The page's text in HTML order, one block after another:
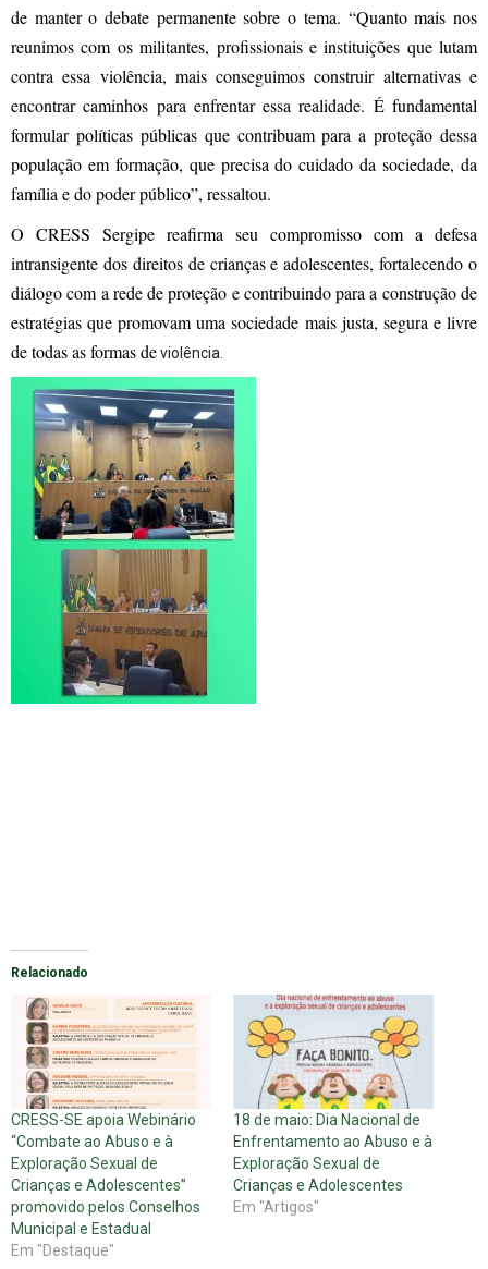
de manter o debate permanente sobre o tema. “Quanto mais nos
reunimos com os militantes, profissionais e instituições que lutam
contra essa violência, mais conseguimos construir alternativas e
encontrar caminhos para enfrentar essa realidade. É fundamental
formular políticas públicas que contribuam para a proteção dessa
população em formação, que precisa do cuidado da sociedade, da
família e do poder público”, ressaltou.
O CRESS Sergipe reafirma seu compromisso com a defesa
intransigente dos direitos de crianças e adolescentes, fortalecendo o
diálogo com a rede de proteção e contribuindo para a construção de
estratégias que promovam uma sociedade mais justa, segura e livre
de todas as formas deviolência.
Relacionado
CRESS-SE apoia Webinário
“Combate ao Abuso e à
Exploração Sexual de
Crianças e Adolescentes”
promovido pelos Conselhos
Municipal e Estadual
Em "Destaque"
18 de maio: Dia Nacional de
Enfrentamento ao Abuso e à
Exploração Sexual de
Crianças e Adolescentes
Em "Artigos"